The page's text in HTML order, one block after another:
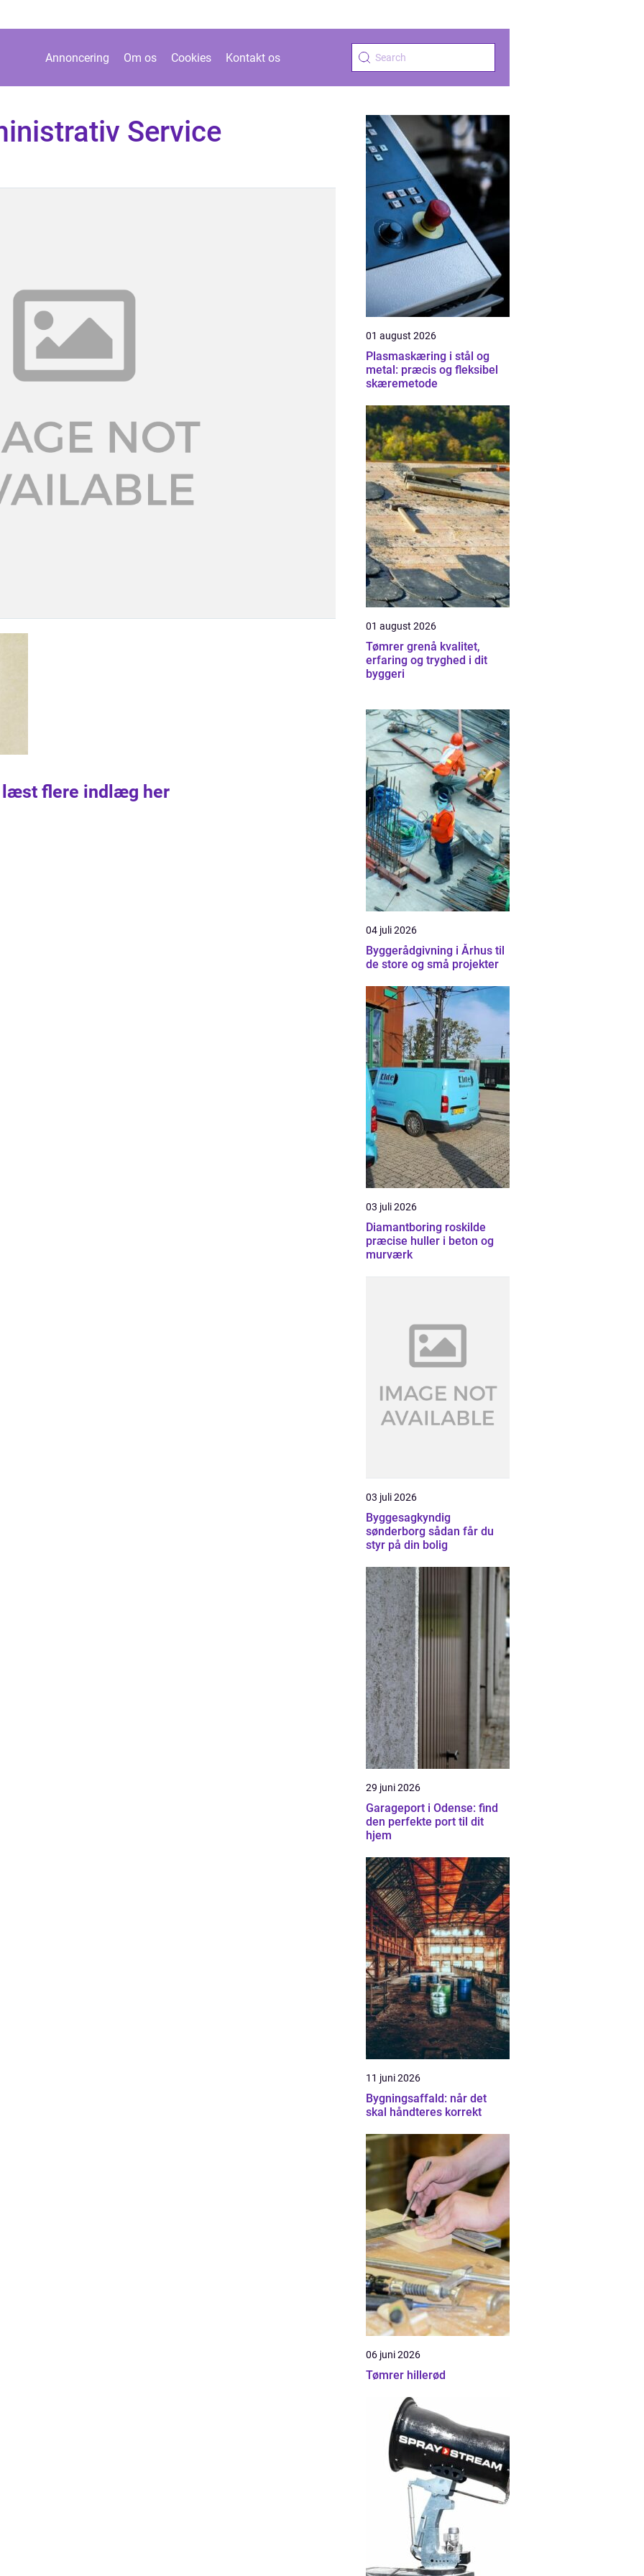
Annoncering Om os Cookies Kontakt os
Service
læst flere indlæg her
01 august 2026
Plasmaskæring i stål og
metal: præcis og fleksibel
skæremetode
01 august 2026
Tømrer grenå kvalitet,
erfaring og tryghed i dit
byggeri
04 juli 2026
Byggerådgivning i Århus til
de store og små projekter
03 juli 2026
Diamantboring roskilde
præcise huller i beton og
murværk
03 juli 2026
Byggesagkyndig
sønderborg sådan får du
styr på din bolig
29 juni 2026
Garageport i Odense: find
den perfekte port til dit
hjem
11 juni 2026
Bygningsaffald: når det
skal håndteres korrekt
06 juni 2026
Tømrer hillerød